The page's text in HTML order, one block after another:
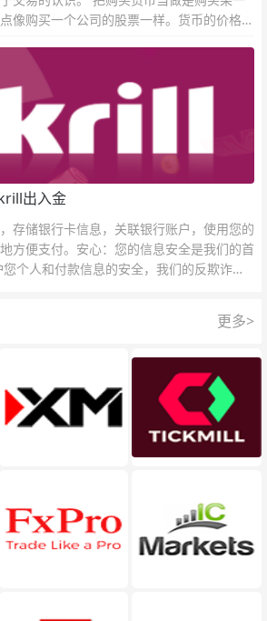
像购买一个公司的股票一样。货币的价格直
出入金
存储银行卡信息，关联银行账户，使用您的
方便支付。安心：您的信息安全是我们的首
个人和付款信息的安全，我们的反欺诈团
更多>